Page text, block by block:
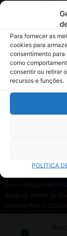
Para fornecer as
cookies para
consentimento para
como
consentir ou retirar
recursos e funções.
POLÍTICA
D
b